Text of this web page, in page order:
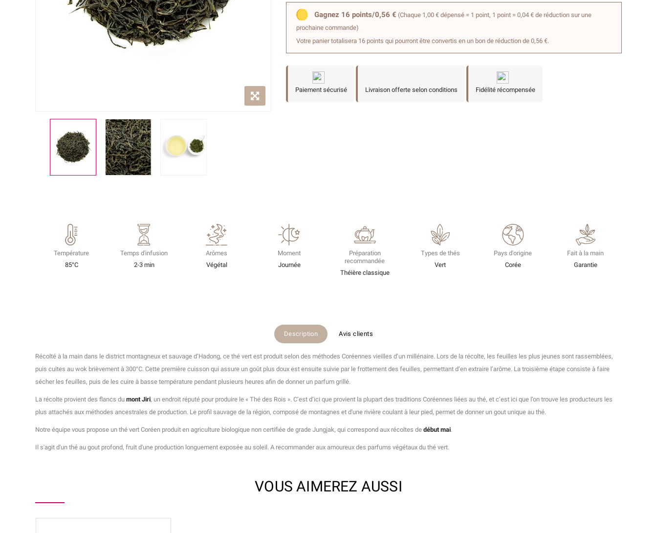
Gagnez 16 points/0,56 € (Chaque 1,00 € dépensé = 1 point, 1 point = 0,04 € de réduction sur une
prochaine commande)
Votre panier totalisera 16 points qui pourront être convertis en un bon de réduction de 0,56 €.
Paiement sécurisé Livraison offerte selon conditions Fidélité récompensée
Température
85°C
Temps d'infusion
2-3 min
Arômes
Végétal
Moment
Journée
Préparation
recommandée
Théière classique
Types de thés
Vert
Pays d'origine
Corée
Fait à la main
Garantie
Description Avis clients
Récolté à la main dans le district montagneux et sauvage d’Hadong, ce thé vert est produit selon des méthodes Coréennes vieilles d’un millénaire. Lors de la récolte, les feuilles les plus jeunes sont rassemblées,
puis cuites au wok brièvement à 300°C. Cette première cuisson qui assure un goût plus doux est ensuite suivie par le frottement des feuilles, permettant d’en extraire l’arôme. La troisième étape consiste à faire
sécher les feuilles, puis de les cuire à basse température pendant plusieurs heures afin de donner un parfum grillé.
La récolte provient des flancs du mont Jiri, un endroit réputé pour produire le « Thé des Rois ». C’est d’ici que provient la plupart des traditions Coréennes liées au thé, et c’est ici que l’on trouve les producteurs les
plus attachés aux méthodes ancestrales de production. Le profil sauvage de la région, composé de montagnes et d'une rivière coulant à leur pied, permet de donner un gout unique au thé.
Notre équipe vous propose un thé vert Coréen produit en agriculture biologique non certifiée de grade Jungjak, qui correspond aux récoltes de début mai.
Il s'agit d'un thé au gout profond, fruit d'une production longuement exposée au soleil. A recommander aux amoureux des parfums végétaux du thé vert.
VOUS AIMEREZ AUSSI